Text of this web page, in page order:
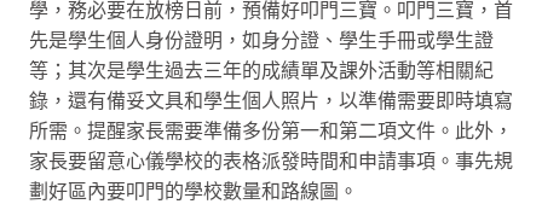
學，務必要在放榜日前，預備好叩門三寶。叩門三寶，首
先是學生個人身份證明，如身分證、學生手冊或學生證
等；其次是學生過去三年的成績單及課外活動等相關紀
錄，還有備妥文具和學生個人照片，以準備需要即時填寫
所需。提醒家長需要準備多份第一和第二項文件。此外，
家長要留意心儀學校的表格派發時間和申請事項。事先規
劃好區內要叩門的學校數量和路線圖。